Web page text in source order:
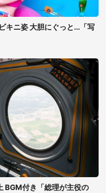
キニ姿 大胆にぐっと...「写
BGM付き「総理が主役の